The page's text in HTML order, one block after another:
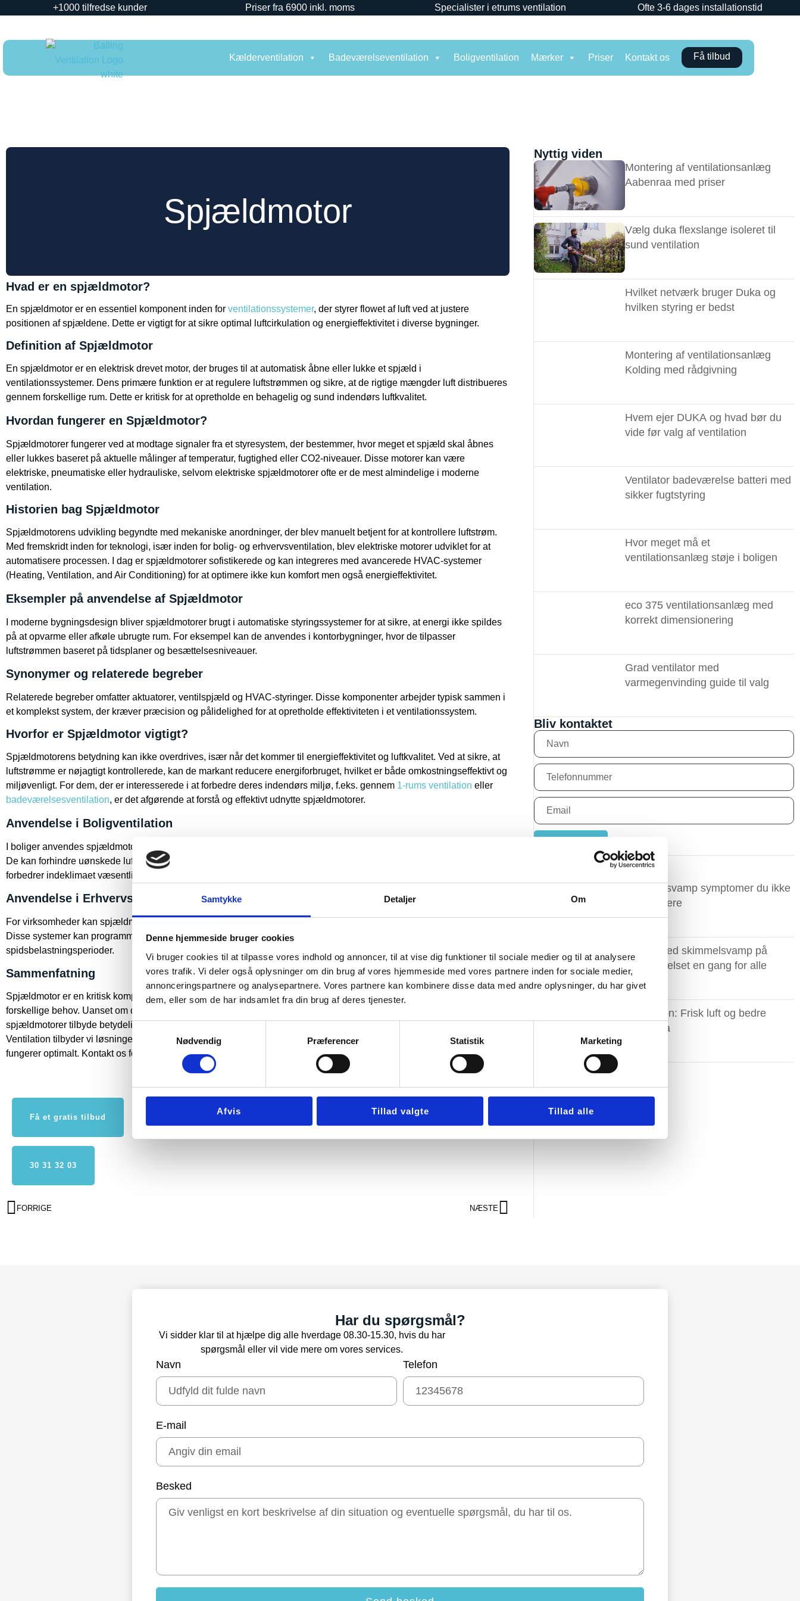
Samtykke Detaljer Om
Denne hjemmeside bruger cookies
Vi bruger cookies til at tilpasse vores indhold og annoncer, til at vise dig funktioner til sociale medier og til at analysere
vores trafik. Vi deler også oplysninger om din brug af vores hjemmeside med vores partnere inden for sociale medier,
annonceringspartnere og analysepartnere. Vores partnere kan kombinere disse data med andre oplysninger, du har givet
dem, eller som de har indsamlet fra din brug af deres tjenester.
Samtykkevalg
Nødvendig
Præferencer Statistik Marketing
Afvis Tillad valgte Tillad alle
+1000 tilfredse kunder Priser fra 6900 inkl. moms Specialister i etrums ventilation Ofte 3-6 dages installationstid
Kælderventilation Badeværelseventilation Boligventilation Mærker Priser Kontakt os Få tilbud
Spjældmotor
Hvad er en spjældmotor?
En spjældmotor er en essentiel komponent inden for ventilationssystemer, der styrer flowet af luft ved at justere
positionen af spjældene. Dette er vigtigt for at sikre optimal luftcirkulation og energieffektivitet i diverse bygninger.
Definition af Spjældmotor
En spjældmotor er en elektrisk drevet motor, der bruges til at automatisk åbne eller lukke et spjæld i
ventilationssystemer. Dens primære funktion er at regulere luftstrømmen og sikre, at de rigtige mængder luft distribueres
gennem forskellige rum. Dette er kritisk for at opretholde en behagelig og sund indendørs luftkvalitet.
Hvordan fungerer en Spjældmotor?
Spjældmotorer fungerer ved at modtage signaler fra et styresystem, der bestemmer, hvor meget et spjæld skal åbnes
eller lukkes baseret på aktuelle målinger af temperatur, fugtighed eller CO2-niveauer. Disse motorer kan være
elektriske, pneumatiske eller hydrauliske, selvom elektriske spjældmotorer ofte er de mest almindelige i moderne
ventilation.
Historien bag Spjældmotor
Spjældmotorens udvikling begyndte med mekaniske anordninger, der blev manuelt betjent for at kontrollere luftstrøm.
Med fremskridt inden for teknologi, især inden for bolig- og erhvervsventilation, blev elektriske motorer udviklet for at
automatisere processen. I dag er spjældmotorer sofistikerede og kan integreres med avancerede HVAC-systemer
(Heating, Ventilation, and Air Conditioning) for at optimere ikke kun komfort men også energieffektivitet.
Eksempler på anvendelse af Spjældmotor
I moderne bygningsdesign bliver spjældmotorer brugt i automatiske styringssystemer for at sikre, at energi ikke spildes
på at opvarme eller afkøle ubrugte rum. For eksempel kan de anvendes i kontorbygninger, hvor de tilpasser
luftstrømmen baseret på tidsplaner og besættelsesniveauer.
Synonymer og relaterede begreber
Relaterede begreber omfatter aktuatorer, ventilspjæld og HVAC-styringer. Disse komponenter arbejder typisk sammen i
et komplekst system, der kræver præcision og pålidelighed for at opretholde effektiviteten i et ventilationssystem.
Hvorfor er Spjældmotor vigtigt?
Spjældmotorens betydning kan ikke overdrives, især når det kommer til energieffektivitet og luftkvalitet. Ved at sikre, at
luftstrømme er nøjagtigt kontrollerede, kan de markant reducere energiforbruget, hvilket er både omkostningseffektivt og
miljøvenligt. For dem, der er interesserede i at forbedre deres indendørs miljø, f.eks. gennem 1-rums ventilation eller
badeværelsesventilation, er det afgørende at forstå og effektivt udnytte spjældmotorer.
Anvendelse i Boligventilation
I boliger anvendes spjældmotorer typisk i forbindelse med ventilationssystemer for at sikre optimal luftskifte mellem rum.
De kan forhindre uønskede luftstrømme fra kælderen ved brugen af dedikerede
forbedrer indeklimaet væsentligt.
Anvendelse i Erhvervsventilation
For virksomheder kan spjældmotorer anvendes strategisk for at reducere energikostnader i store, komplekse bygninger.
Disse systemer kan programmeres til at optimere klimaet i områder som kantiner eller konferencecentre under
spidsbelastningsperioder.
Sammenfatning
Spjældmotor er en kritisk komponent i moderne ventilationssystemer, der gør det muligt at skræddersy luftstrømme til
forskellige behov. Uanset om det gælder et privat eller erhvervsmæssigt miljø, kan den rigtige anvendelse af
spjældmotorer tilbyde betydelige fordele i form af forbedret luftkvalitet, komfort og energieffektivitet. Hos Balling
Ventilation tilbyder vi løsninger, der inkorporerer state-of-the-art spjældmotorer for at sikre, at dine ventilationssystemer
fungerer optimalt. Kontakt os for mere information om, hvordan vi kan hjælpe dig med at forbedre dit indendørs klima!
Få et gratis tilbud
30 31 32 03
FORRIGE NÆSTE
Nyttig viden
Montering af ventilationsanlæg
Aabenraa med priser
Vælg duka flexslange isoleret til
sund ventilation
Hvilket netværk bruger Duka og
hvilken styring er bedst
Montering af ventilationsanlæg
Kolding med rådgivning
Hvem ejer DUKA og hvad bør du
vide før valg af ventilation
Ventilator badeværelse batteri med
sikker fugtstyring
Hvor meget må et
ventilationsanlæg støje i boligen
eco 375 ventilationsanlæg med
korrekt dimensionering
Grad ventilator med
varmegenvinding guide til valg
Bliv kontaktet
Skimmelsvamp symptomer du ikke
må ignorere ​
Slip af med skimmelsvamp på
badeværelset en gang for alle
Ventilation: Frisk luft og bedre
indeklima
Har du spørgsmål?
Vi sidder klar til at hjælpe dig alle hverdage 08.30-15.30, hvis du har
spørgsmål eller vil vide mere om vores services.
Navn Telefon
E-mail
Besked